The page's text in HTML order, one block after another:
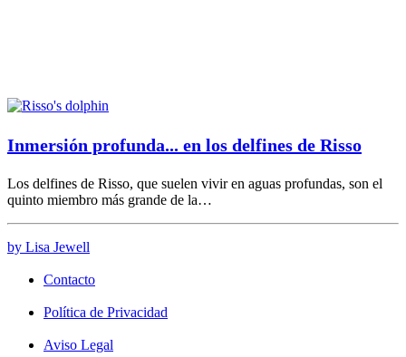
Inmersión profunda... en los delfines de Risso
Los delfines de Risso, que suelen vivir en aguas profundas, son el
quinto miembro más grande de la…
by Lisa Jewell
Contacto
Política de Privacidad
Aviso Legal